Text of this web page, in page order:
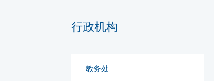
行政机构
教务处